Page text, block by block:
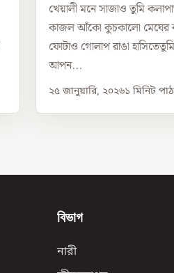
খেয়ালী মনে সাজাও তুমি
কাজল আঁকো কুচকালো মেঘের
ফোটাও গোলাপ রাঙা
আপন...
২৫ জানুয়ারি, ২০২৬১ মিনিট পাঠ
বিভাগ
নারী